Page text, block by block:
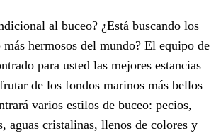
al buceo? ¿Está buscando los
más hermosos del mundo? El equipo de
para usted las mejores estancias
de los fondos marinos más bellos
varios estilos de buceo: pecios,
aguas cristalinas, llenos de colores y